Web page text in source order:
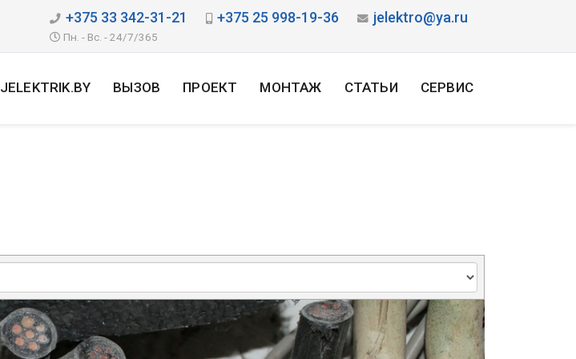
+375 33 342-31-21 +375 25 998-19-36 jelektro@ya.ru
Пн. - Вс. - 24/7/365
JELEKTRIK.BY ВЫЗОВ ПРОЕКТ МОНТАЖ СТАТЬИ СЕРВИС